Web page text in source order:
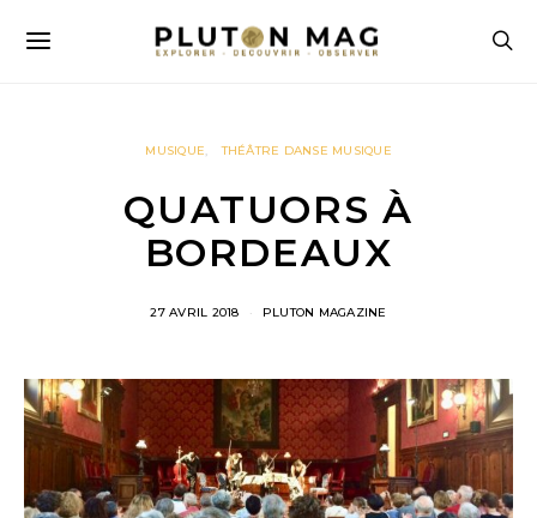
MUSIQUE THÉÂTRE DANSE MUSIQUE
QUATUORS À
BORDEAUX
27 AVRIL 2018 PLUTON MAGAZINE